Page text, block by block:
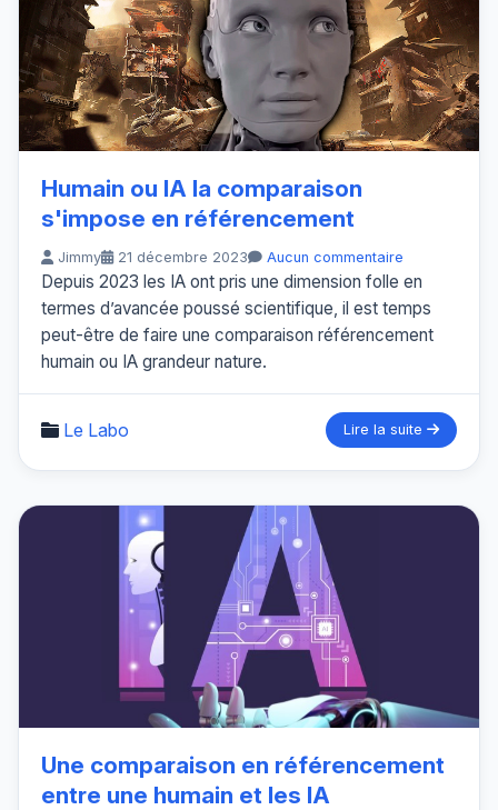
Humain ou IA la comparaison
s'impose en référencement
Jimmy 21 décembre 2023 Aucun commentaire
Depuis 2023 les IA ont pris une dimension folle en
termes d’avancée poussé scientifique, il est temps
peut-être de faire une comparaison référencement
humain ou IA grandeur nature.
Le Labo Lire la suite
Une comparaison en référencement
entre une humain et les IA